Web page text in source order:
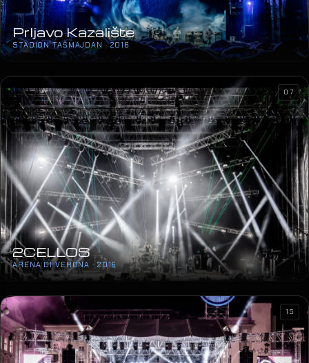
Prljavo Kazalište
STADION TAŠMAJDAN · 2016
2CELLOS
ARENA DI VERONA · 2016
07
15